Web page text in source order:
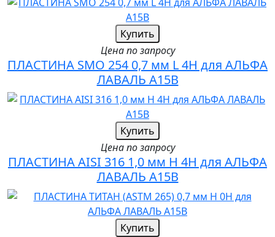
Купить
Цена по запросу
ПЛАСТИНА SMO 254 0,7 мм L 4H для АЛЬФА
ЛАВАЛЬ A15B
Купить
Цена по запросу
ПЛАСТИНА AISI 316 1,0 мм H 4H для АЛЬФА
ЛАВАЛЬ A15B
Купить